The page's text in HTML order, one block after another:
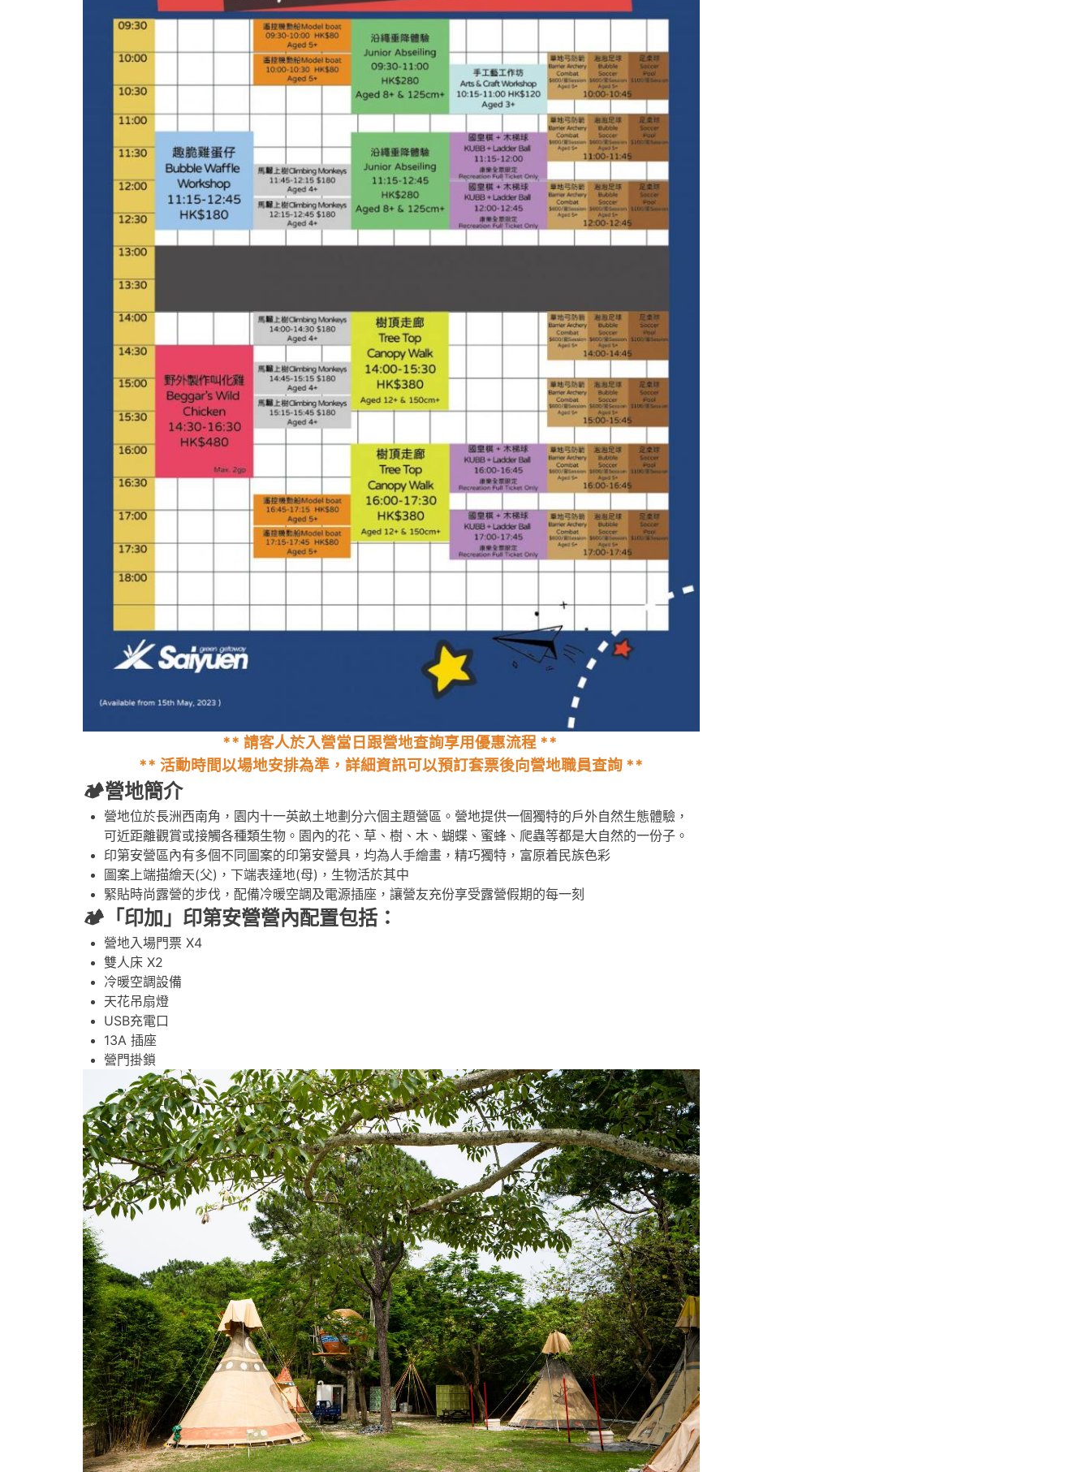
** 請客人於入營當日跟營地查詢享用優惠流程 **
** 活動時間以場地安排為準，詳細資訊可以預訂套票後向營地職員查詢 **
🏕️營地簡介
營地位於長洲西南角，園内十一英畝土地劃分六個主題營區。營地提供一個獨特的戶外自然生態體驗，
可近距離觀賞或接觸各種類生物。園內的花、草、樹、木、蝴蝶、蜜蜂、爬蟲等都是大自然的一份子。
印第安營區內有多個不同圖案的印第安營具，均為人手繪畫，精巧獨特，富原着民族色彩
圖案上端描繪天(父)，下端表達地(母)，生物活於其中
緊貼時尚露營的步伐，配備冷暖空調及電源插座，讓營友充份享受露營假期的每一刻
🏕️ 「印加 」印第安營營內配置包括 ：
營地入場門票 X4
雙人床 X2
冷暖空調設備
天花吊扇燈
USB充電口
13A 插座
營門掛鎖